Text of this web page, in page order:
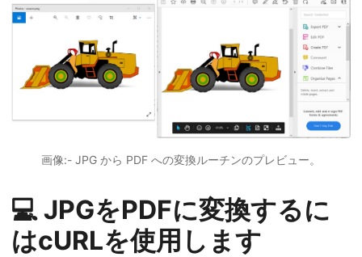
画像:- JPG から PDF への変換ルーチンのプレビュー。
💻 JPGをPDFに変換するに
はcURLを使用します